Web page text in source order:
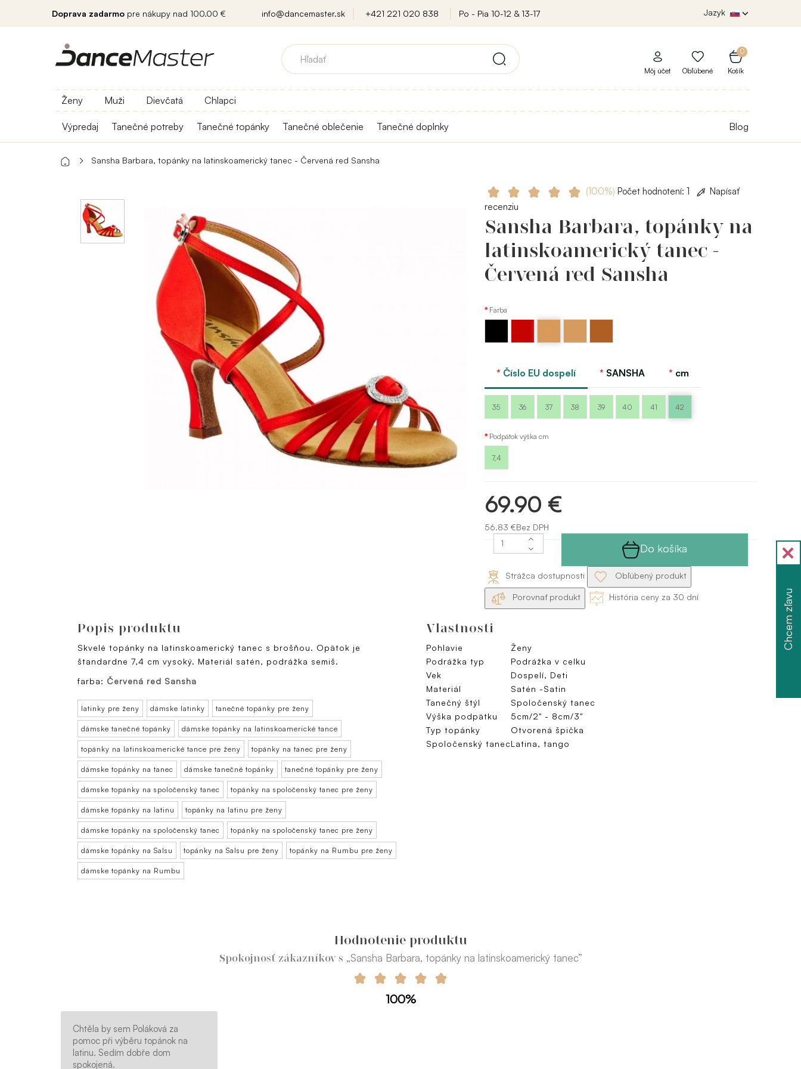
Doprava zadarmo pre nákupy nad 100.00 € info@dancemaster.sk +421 221 020 838 Po - Pia 10-12 & 13-17 Jazyk
0
Košík
Môj účet Obľúbené
Ženy Muži Dievčatá Chlapci
Výpredaj Tanečné potreby Tanečné topánky Tanečné oblečenie Tanečné doplnky Blog
Sansha Barbara, topánky na latinskoamerický tanec - Červená red Sansha
(100%) Počet hodnotení: 1
Napísať
recenziu
Sansha Barbara, topánky na
latinskoamerický tanec -
Červená red Sansha
Farba
Sansha
Sansha Sansha
Číslo EU dospelí SANSHA cm
35 36 37 38 39 40 41 42
Podpätok výška cm
7,4
69.90 €
56.83 €Bez DPH
Do košíka
Strážca dostupnosti Obľúbený produkt
Porovnať produkt História ceny za 30 dní
Popis produktu
Skvelé topánky na latinskoamerický tanec s brošňou. Opätok je
štandardne 7,4 cm vysoký. Materiál satén, podrážka semiš.
farba: Červená red Sansha
latinky pre ženy dámske latinky tanečné topánky pre ženy
dámske tanečné topánky dámske topánky na latinskoamerické tance
topánky na latinskoamerické tance pre ženy topánky na tanec pre ženy
dámske topánky na tanec dámske tanečné topánky tanečné topánky pre ženy
dámske topánky na spoločenský tanec topánky na spoločenský tanec pre ženy
dámske topánky na latinu topánky na latinu pre ženy
dámske topánky na spoločenský tanec topánky na spoločenský tanec pre ženy
dámske topánky na Salsu topánky na Salsu pre ženy topánky na Rumbu pre ženy
dámske topánky na Rumbu
Vlastnosti
Pohlavie
Ženy
Podrážka typ
Podrážka v celku
Vek
Dospelí, Deti
Materiál
Satén -Satin
Tanečný štýl
Spoločenský tanec
Výška podpätku
5cm/2" - 8cm/3"
Typ topánky
Otvorená špička
Spoločenský tanecLatina, tango
Hodnotenie produktu
Spokojnosť zákazníkov s „Sansha Barbara, topánky na latinskoamerický tanec”
100%
Chtěla by sem Poláková za
pomoc při výběru topánok na
latinu. Sedím dobře dom
spokojená.
Chcem zľavu